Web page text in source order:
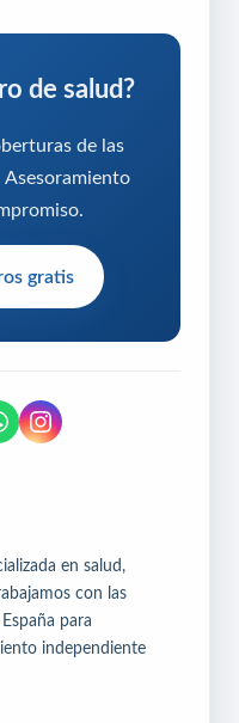
de salud?
de las
Asesoramiento
gratis
en salud,
con las
para
independiente